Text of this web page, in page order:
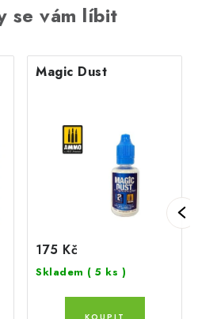
se vám líbit
Magic Dust
175 Kč
Skladem ( 5 ks )